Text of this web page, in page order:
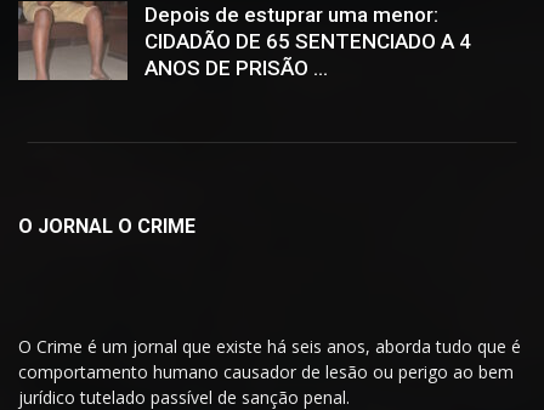
Depois de estuprar uma menor:
CIDADÃO DE 65 SENTENCIADO A 4
ANOS DE PRISÃO ...
O JORNAL O CRIME
O Crime é um jornal que existe há seis anos, aborda tudo que é
comportamento humano causador de lesão ou perigo ao bem
jurídico tutelado passível de sanção penal.